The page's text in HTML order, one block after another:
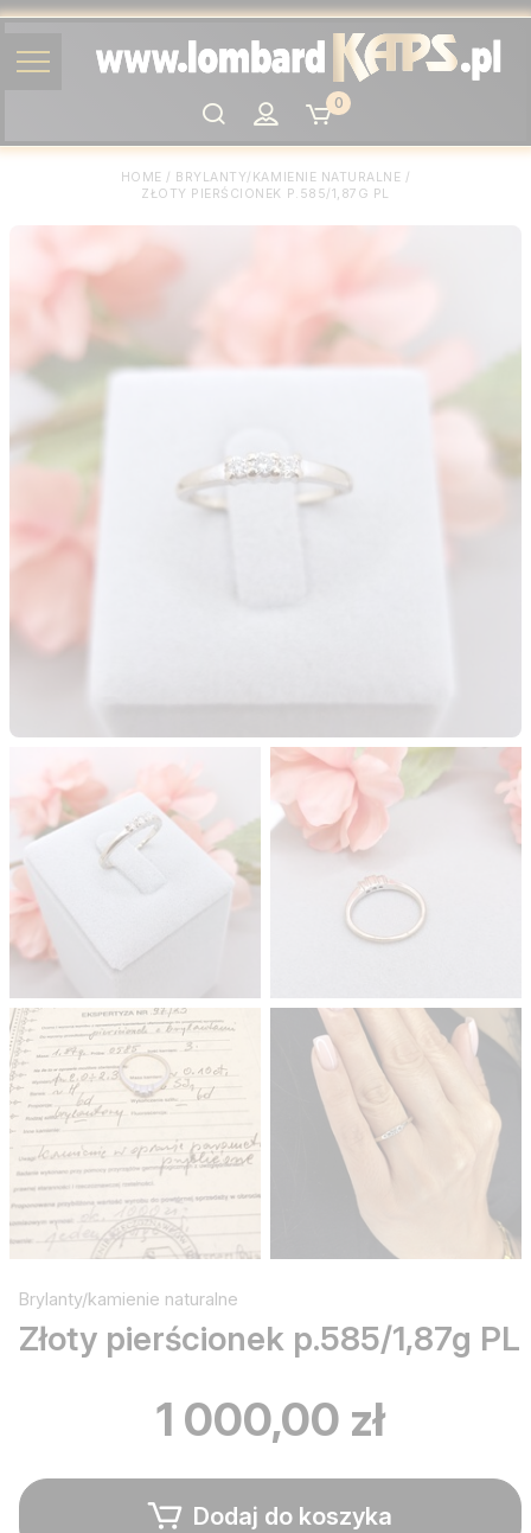
Szukaj
0
HOME / BRYLANTY/KAMIENIE NATURALNE /
ZŁOTY PIERŚCIONEK P.585/1,87G PL
Brylanty/kamienie naturalne
Złoty pierścionek p.585/1,87g PL
1 000,00 zł
Dodaj do koszyka